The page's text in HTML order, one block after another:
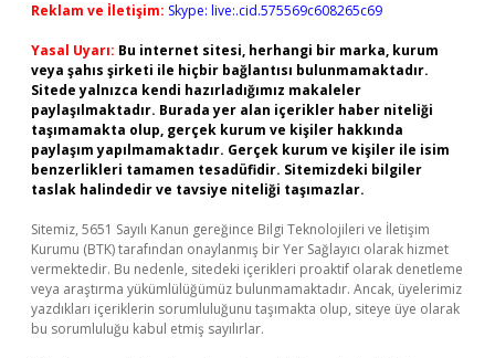
Reklam ve İletişim: Skype: live:.cid.575569c608265c69
Yasal Uyarı: Bu internet sitesi, herhangi bir marka, kurum
veya şahıs şirketi ile hiçbir bağlantısı bulunmamaktadır.
Sitede yalnızca kendi hazırladığımız makaleler
paylaşılmaktadır. Burada yer alan içerikler haber niteliği
taşımamakta olup, gerçek kurum ve kişiler hakkında
paylaşım yapılmamaktadır. Gerçek kurum ve kişiler ile isim
benzerlikleri tamamen tesadüfidir. Sitemizdeki bilgiler
taslak halindedir ve tavsiye niteliği taşımazlar.
Sitemiz, 5651 Sayılı Kanun gereğince Bilgi Teknolojileri ve İletişim
Kurumu (BTK) tarafından onaylanmış bir Yer Sağlayıcı olarak hizmet
vermektedir. Bu nedenle, sitedeki içerikleri proaktif olarak denetleme
veya araştırma yükümlülüğümüz bulunmamaktadır. Ancak, üyelerimiz
yazdıkları içeriklerin sorumluluğunu taşımakta olup, siteye üye olarak
bu sorumluluğu kabul etmiş sayılırlar.